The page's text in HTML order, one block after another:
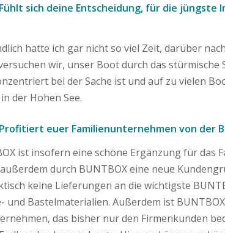
sich deine Entscheidung, für die jüngste
hatte ich gar nicht so viel Zeit, darüber
wir, unser Boot durch das stürmische
bei der Sache ist und auf zu vielen
der Hohen See.
euer Familienunternehmen von der
ist insofern eine schöne Ergänzung für das
durch BUNTBOX eine neue
keine Lieferungen an die wichtigste
und Bastelmaterialien. Außerdem ist
das bisher nur den Firmenkunden